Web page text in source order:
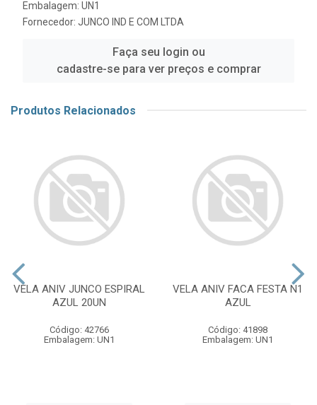
Embalagem: UN1
Fornecedor: JUNCO IND E COM LTDA
Faça seu login ou
cadastre-se para ver preços e comprar
Produtos Relacionados
VELA ANIV JUNCO ESPIRAL
AZUL 20UN
Código: 42766
Embalagem: UN1
VELA ANIV FACA FESTA N1
AZUL
Código: 41898
Embalagem: UN1